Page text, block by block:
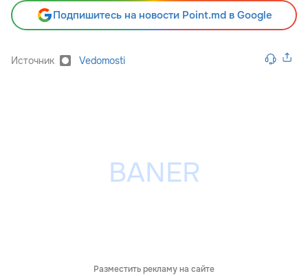
Подпишитесь на новости Point.md в Google
Источник Vedomosti
Разместить рекламу на сайте